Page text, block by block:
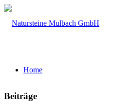
Home
Beiträge